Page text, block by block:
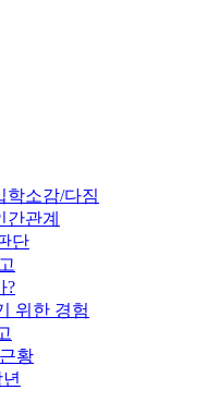
학소감/다짐
간관계
단
?
위한 경험
황